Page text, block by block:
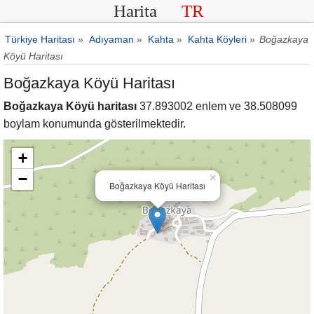
Harita TR
Türkiye Haritası » Adıyaman » Kahta » Kahta Köyleri » Boğazkaya
Köyü Haritası
Boğazkaya Köyü Haritası
Boğazkaya Köyü haritası 37.893002 enlem ve 38.508099
boylam konumunda gösterilmektedir.
Boğazkaya Köyü Haritası
×
+
−